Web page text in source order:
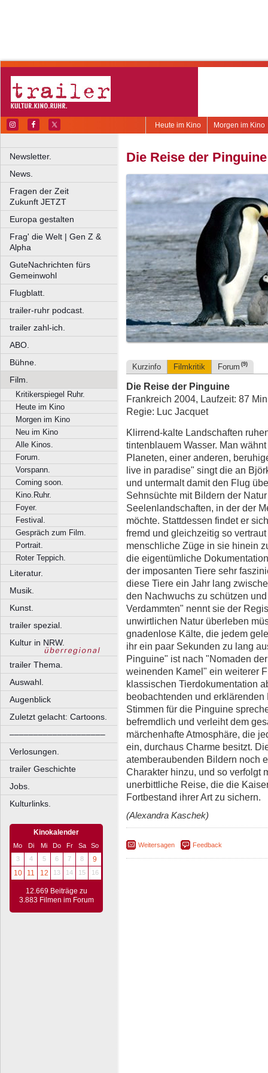
Morgen im Kino
Heute im Kino
Newsletter.
News.
Fragen der Zeit
Zukunft JETZT
Europa gestalten
Frag' die Welt | Gen Z &
Alpha
GuteNachrichten fürs
Gemeinwohl
Flugblatt.
trailer-ruhr podcast.
trailer zahl-ich.
ABO.
Bühne.
Film.
Kritikerspiegel Ruhr.
Heute im Kino
Morgen im Kino
Neu im Kino
Alle Kinos.
Forum.
Vorspann.
Coming soon.
Kino.Ruhr.
Foyer.
Festival.
Gespräch zum Film.
Portrait.
Roter Teppich.
Literatur.
Musik.
Kunst.
trailer spezial.
Kultur in NRW.
trailer Thema.
Auswahl.
Augenblick
Zuletzt gelacht: Cartoons.
––––––––––––––––––––
Verlosungen.
trailer Geschichte
Jobs.
Kulturlinks.
Kinokalender
Mo Di Mi Do Fr Sa
So
3
4 5 6 7 8
9
10
11 12 13 14 15 16
12.669 Beiträge zu
3.883 Filmen im Forum
Die Reise der Pinguine
Kurzinfo Filmkritik Forum (9)
Die Reise der Pinguine
Frankreich 2004, Laufzeit: 87
Regie: Luc Jacquet
Klirrend-kalte Landschaften
tintenblauem Wasser. Man
Planeten, einer anderen,
live in paradise" singt die an
und untermalt damit den Flug
Sehnsüchte mit Bildern der
Seelenlandschaften, in der der
möchte. Stattdessen findet er
fremd und gleichzeitig so
menschliche Züge in sie hinein
die eigentümliche
der imposanten Tiere sehr
diese Tiere ein Jahr lang
den Nachwuchs zu schützen
Verdammten" nennt sie der
unwirtlichen Natur überleben
gnadenlose Kälte, die jedem
ihr ein paar Sekunden zu lang
Pinguine" ist nach "Nomaden
weinenden Kamel" ein weiterer
klassischen Tierdokumentation
beobachtenden und
Stimmen für die Pinguine
befremdlich und verleiht dem
märchenhafte Atmosphäre, die
ein, durchaus Charme besitzt.
atemberaubenden Bildern noch
Charakter hinzu, und so verfolgt
unerbittliche Reise, die die
Fortbestand ihrer Art zu sichern.
(Alexandra Kaschek)
Weitersagen Feedback